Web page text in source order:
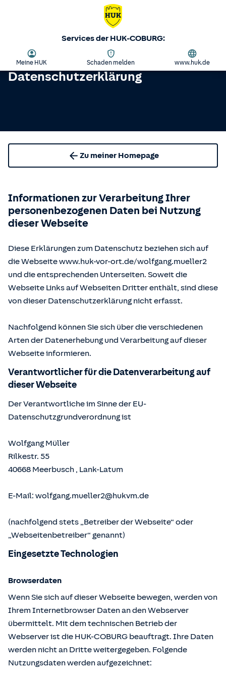
Services der HUK-COBURG:
Meine HUK Schaden melden www.huk.de
Datenschutzerklärung
Zu meiner Homepage
Informationen zur Verarbeitung Ihrer
personenbezogenen Daten bei Nutzung
dieser Webseite
Diese Erklärungen zum Datenschutz beziehen sich auf
die Webseite www.huk-vor-ort.de/wolfgang.mueller2
und die entsprechenden Unterseiten. Soweit die
Webseite Links auf Webseiten Dritter enthält, sind diese
von dieser Datenschutzerklärung nicht erfasst.
Nachfolgend können Sie sich über die verschiedenen
Arten der Datenerhebung und Verarbeitung auf dieser
Webseite informieren.
Verantwortlicher für die Datenverarbeitung auf
dieser Webseite
Der Verantwortliche im Sinne der EU-
Datenschutzgrundverordnung ist
Wolfgang Müller
Rilkestr. 55
40668 Meerbusch , Lank-Latum
E-Mail: wolfgang.mueller2@hukvm.de
(nachfolgend stets „Betreiber der Webseite“ oder
„Webseitenbetreiber“ genannt)
Eingesetzte Technologien
Browserdaten
Wenn Sie sich auf dieser Webseite bewegen, werden von
Ihrem Internetbrowser Daten an den Webserver
übermittelt. Mit dem technischen Betrieb der
Webserver ist die HUK-COBURG beauftragt. Ihre Daten
werden nicht an Dritte weitergegeben. Folgende
Nutzungsdaten werden aufgezeichnet: